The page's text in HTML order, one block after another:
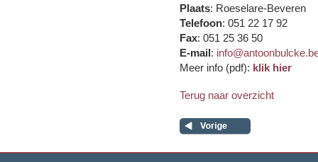
Plaats: Roeselare-Beveren
Telefoon: 051 22 17 92
Fax: 051 25 36 50
E-mail :
Meer info (pdf): klik hier
Terug naar overzicht